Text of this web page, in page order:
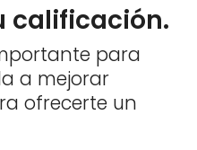
calificación.
para
a mejorar
ofrecerte un